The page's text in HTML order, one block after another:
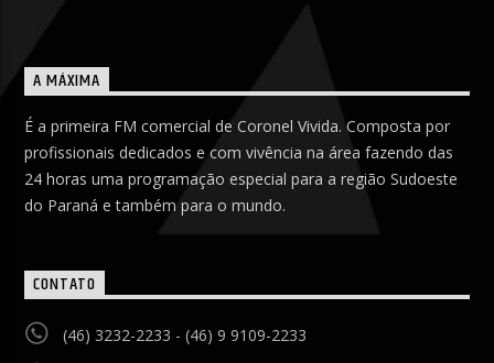
A MÁXIMA
É a primeira FM comercial de Coronel Vivida. Composta por
profissionais dedicados e com vivência na área fazendo das
24 horas uma programação especial para a região Sudoeste
do Paraná e também para o mundo.
CONTATO
(46) 3232-2233 - (46) 9 9109-2233